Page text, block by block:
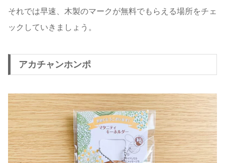
それでは早速、木製のマークが無料でもらえる場所をチェ
ックしていきましょう。
アカチャンホンポ